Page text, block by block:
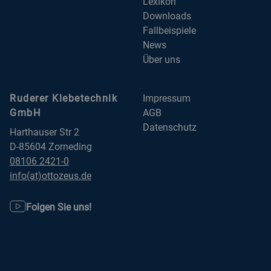
Downloads
Fallbeispiele
News
Über uns
Ruderer Klebetechnik
GmbH
Harthauser Str 2
D-85604 Zorneding
08106 2421-0
info(at)ottozeus.de
Folgen Sie uns!
Impressum
AGB
Datenschutz